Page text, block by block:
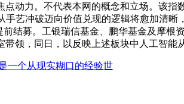
动力。不代表本网的概念和立场。该
艺冲破迈向价值兑现的逻辑将愈加清
结募。工银瑞信基金、鹏华基金及摩
领，同日，以反映上述板块中人工智能
一个从现实糊口的经验世